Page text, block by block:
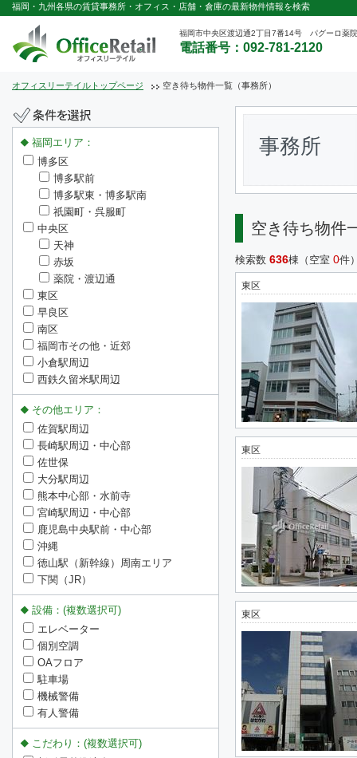
福岡・九州各県の賃貸事務所・オフィス・店舗・倉庫の最新物件情報を検索
福岡市中央区渡辺通2丁目7番14号 パグーロ薬
電話番号：092-781-2120
オフィスリーテイルトップページ 空き待ち物件一覧（事務所）
事務所
空き待ち物件
検索数 636棟（空室 0件
東区
東区
東区
福岡エリア：
博多区
博多駅前
博多駅東・博多駅南
祇園町・呉服町
中央区
天神
赤坂
薬院・渡辺通
東区
早良区
南区
福岡市その他・近郊
小倉駅周辺
西鉄久留米駅周辺
その他エリア：
佐賀駅周辺
長崎駅周辺・中心部
佐世保
大分駅周辺
熊本中心部・水前寺
宮崎駅周辺・中心部
鹿児島中央駅前・中心部
沖縄
徳山駅（新幹線）周南エリア
下関（JR）
設備：(複数選択可)
エレベーター
個別空調
OAフロア
駐車場
機械警備
有人警備
こだわり：(複数選択可)